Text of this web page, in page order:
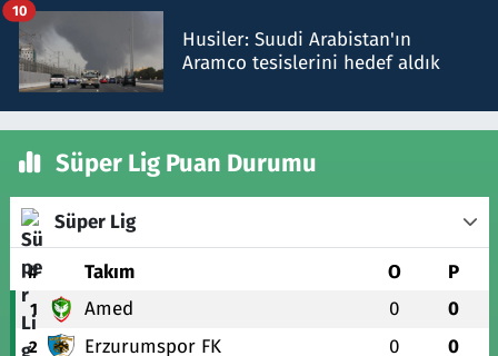
Husiler: Suudi Arabistan'ın
Aramco tesislerini hedef aldık
10
Süper Lig Puan Durumu
Süper Lig
# Takım O P
1 Amed 0 0
2 Erzurumspor FK 0 0